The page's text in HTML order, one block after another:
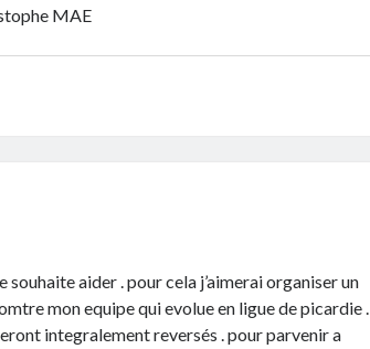
MAE
aider . pour cela j’aimerai organiser un
mon equipe qui evolue en ligue de picardie .
integralement reversés . pour parvenir a